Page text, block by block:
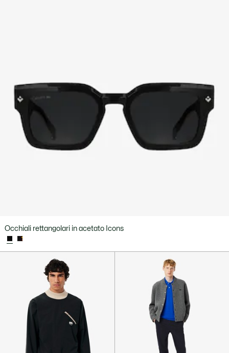
Occhiali rettangolari in acetato Icons